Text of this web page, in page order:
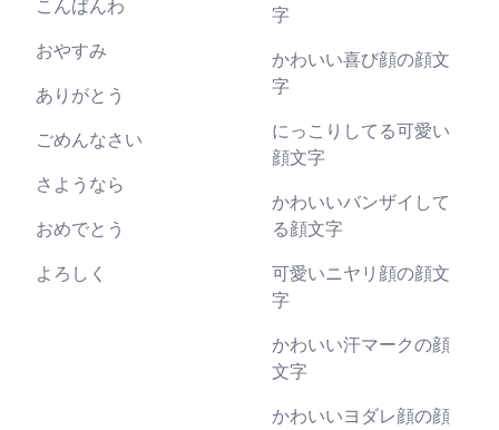
こんばんわ
おやすみ
ありがとう
ごめんなさい
さようなら
おめでとう
よろしく
字
かわいい喜び顔の顔文
字
にっこりしてる可愛い
顔文字
かわいいバンザイして
る顔文字
可愛いニヤリ顔の顔文
字
かわいい汗マークの顔
文字
かわいいヨダレ顔の顔